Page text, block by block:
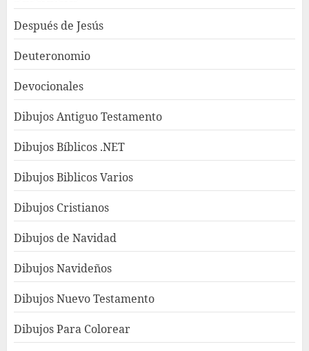
Después de Jesús
Deuteronomio
Devocionales
Dibujos Antiguo Testamento
Dibujos Bíblicos .NET
Dibujos Biblicos Varios
Dibujos Cristianos
Dibujos de Navidad
Dibujos Navideños
Dibujos Nuevo Testamento
Dibujos Para Colorear